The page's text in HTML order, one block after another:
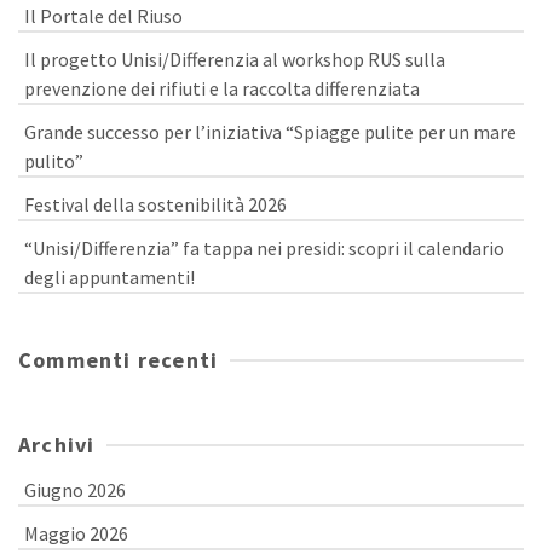
Il Portale del Riuso
Il progetto Unisi/Differenzia al workshop RUS sulla
prevenzione dei rifiuti e la raccolta differenziata
Grande successo per l’iniziativa “Spiagge pulite per un mare
pulito”
Festival della sostenibilità 2026
“Unisi/Differenzia” fa tappa nei presidi: scopri il calendario
degli appuntamenti!
Commenti recenti
Archivi
Giugno 2026
Maggio 2026